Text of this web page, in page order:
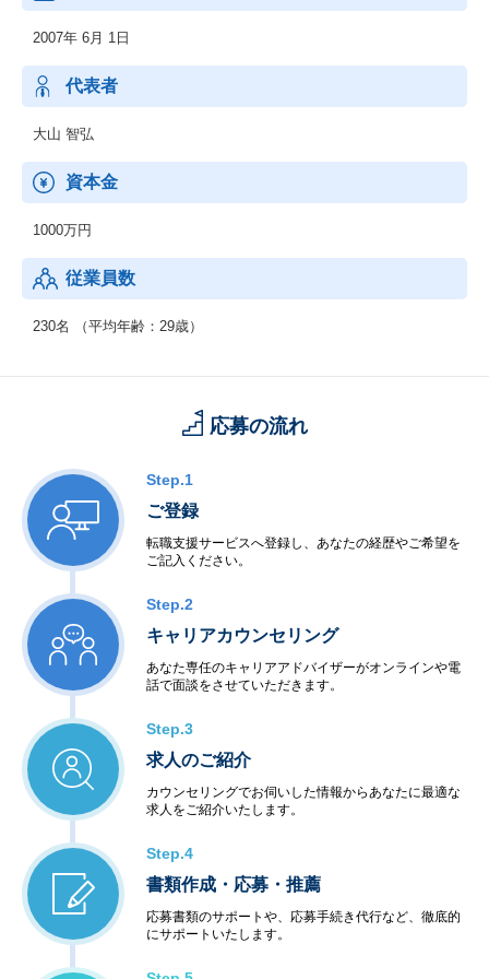
■自社メディア運用事業
■プロモーション・コンテンツ企画制作事業
■その他（シェアオフィス・コワーキングスペース運営/地方創生
事業/ゲストハウス運営/英会話スクール運営/飲食店運営/）
2007年 6月 1日
代表者
大山 智弘
資本金
1000万円
従業員数
230名 （平均年齢：29歳）
応募の流れ
Step.1
ご登録
転職支援サービスへ登録し、あなたの経歴やご希望を
ご記入ください。
Step.2
キャリアカウンセリング
あなた専任のキャリアアドバイザーがオンラインや電
話で面談をさせていただきます。
Step.3
求人のご紹介
カウンセリングでお伺いした情報からあなたに最適な
求人をご紹介いたします。
Step.4
書類作成・応募・推薦
応募書類のサポートや、応募手続き代行など、徹底的
にサポートいたします。